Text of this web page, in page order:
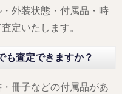
外装状態・付属品・時
定いたします。
も査定できますか？
冊子などの付属品があ